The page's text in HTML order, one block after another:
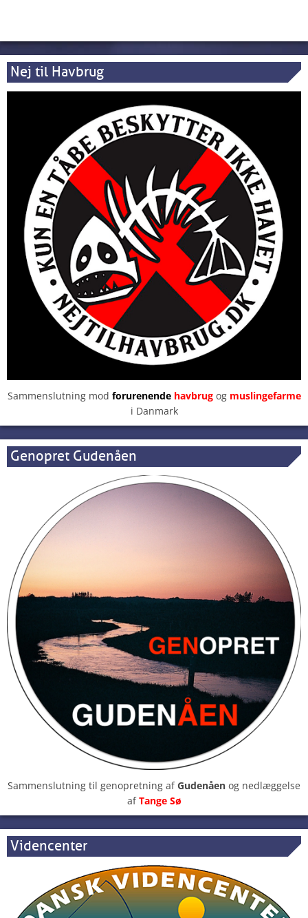
Nej til Havbrug
Sammenslutning mod forurenendehavbrugog muslingefarme
i Danmark
Genopret Gudenåen
Sammenslutning til genopretning afGudenåen og nedlæggelse
afTange Sø
Videncenter